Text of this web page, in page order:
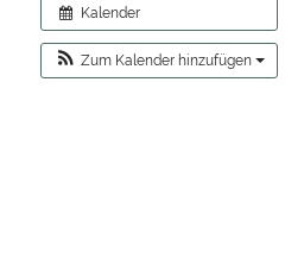
Kalender
Zum Kalender hinzufügen